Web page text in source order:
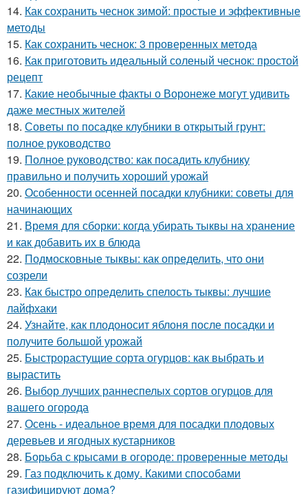
14. Как сохранить чеснок зимой: простые и эффективные
методы
15. Как сохранить чеснок: 3 проверенных метода
16. Как приготовить идеальный соленый чеснок: простой
рецепт
17. Какие необычные факты о Воронеже могут удивить
даже местных жителей
18. Советы по посадке клубники в открытый грунт:
полное руководство
19. Полное руководство: как посадить клубнику
правильно и получить хороший урожай
20. Особенности осенней посадки клубники: советы для
начинающих
21. Время для сборки: когда убирать тыквы на хранение
и как добавить их в блюда
22. Подмосковные тыквы: как определить, что они
созрели
23. Как быстро определить спелость тыквы: лучшие
лайфхаки
24. Узнайте, как плодоносит яблоня после посадки и
получите большой урожай
25. Быстрорастущие сорта огурцов: как выбрать и
вырастить
26. Выбор лучших раннеспелых сортов огурцов для
вашего огорода
27. Осень - идеальное время для посадки плодовых
деревьев и ягодных кустарников
28. Борьба с крысами в огороде: проверенные методы
29. Газ подключить к дому. Какими способами
газифицируют дома?